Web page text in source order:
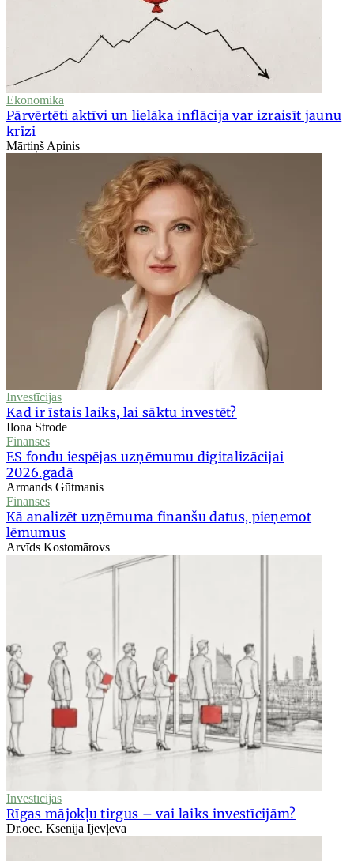
Ekonomika
Pārvērtēti aktīvi un lielāka inflācija var izraisīt jaunu
krīzi
Mārtiņš Apinis
Investīcijas
Kad ir īstais laiks, lai sāktu investēt?
Ilona Strode
Finanses
ES fondu iespējas uzņēmumu digitalizācijai
2026.gadā
Armands Gūtmanis
Finanses
Kā analizēt uzņēmuma finanšu datus, pieņemot
lēmumus
Arvīds Kostomārovs
Investīcijas
Rīgas mājokļu tirgus – vai laiks investīcijām?
Dr.oec. Ksenija Ijevļeva